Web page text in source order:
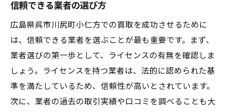
信頼できる業者の選び方
広島県呉市川尻町小仁方での買取を成功させるために
は、信頼できる業者を選ぶことが最も重要です。まず、
業者選びの第一歩として、ライセンスの有無を確認しま
しょう。ライセンスを持つ業者は、法的に認められた基
準を満たしているため、信頼性が高いとされています。
次に、業者の過去の取引実績や口コミを調べることも大